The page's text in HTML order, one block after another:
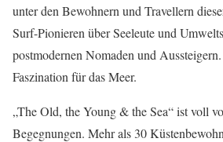
unter den Bewohnern und Travellern
Surf-Pionieren über Seeleute und
postmodernen Nomaden und
Faszination für das Meer.
„The Old, the Young & the Sea“ ist voll
Begegnungen. Mehr als 30